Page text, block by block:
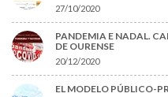
27/10/2020
PANDEMIA E NADAL.
DE OURENSE
20/12/2020
EL MODELO PÚBLICO-